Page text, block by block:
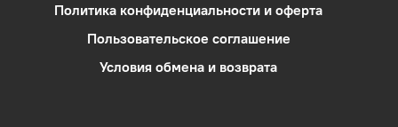
Политика конфиденциальности и оферта
Пользовательское соглашение
Условия обмена и возврата